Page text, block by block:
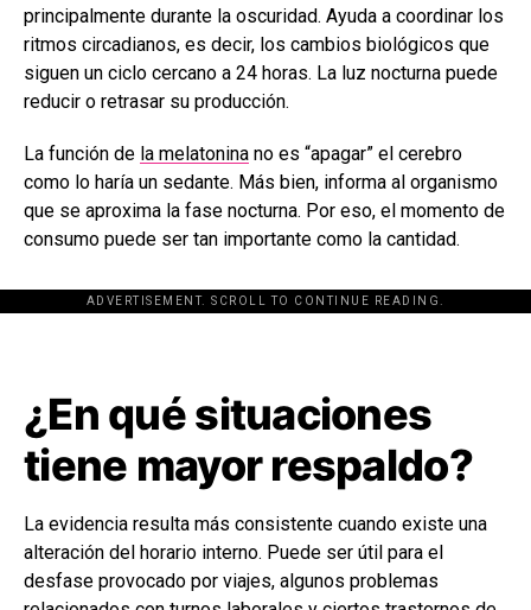
principalmente durante la oscuridad. Ayuda a coordinar los
ritmos circadianos, es decir, los cambios biológicos que
siguen un ciclo cercano a 24 horas. La luz nocturna puede
reducir o retrasar su producción.
La función de la melatonina no es “apagar” el cerebro
como lo haría un sedante. Más bien, informa al organismo
que se aproxima la fase nocturna. Por eso, el momento de
consumo puede ser tan importante como la cantidad.
ADVERTISEMENT. SCROLL TO CONTINUE READING.
[adsforwp id="243463"]
¿En qué situaciones
tiene mayor respaldo?
La evidencia resulta más consistente cuando existe una
alteración del horario interno. Puede ser útil para el
desfase provocado por viajes, algunos problemas